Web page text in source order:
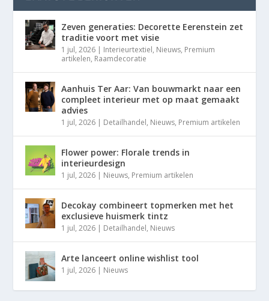
Zeven generaties: Decorette Eerenstein zet
traditie voort met visie
1 jul, 2026 | Interieurtextiel, Nieuws, Premium
artikelen, Raamdecoratie
Aanhuis Ter Aar: Van bouwmarkt naar een
compleet interieur met op maat gemaakt
advies
1 jul, 2026 | Detailhandel, Nieuws, Premium artikelen
Flower power: Florale trends in
interieurdesign
1 jul, 2026 | Nieuws, Premium artikelen
Decokay combineert topmerken met het
exclusieve huismerk tintz
1 jul, 2026 | Detailhandel, Nieuws
Arte lanceert online wishlist tool
1 jul, 2026 | Nieuws